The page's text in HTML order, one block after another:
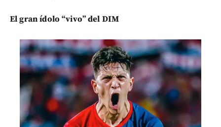
El gran ídolo “vivo” del DIM